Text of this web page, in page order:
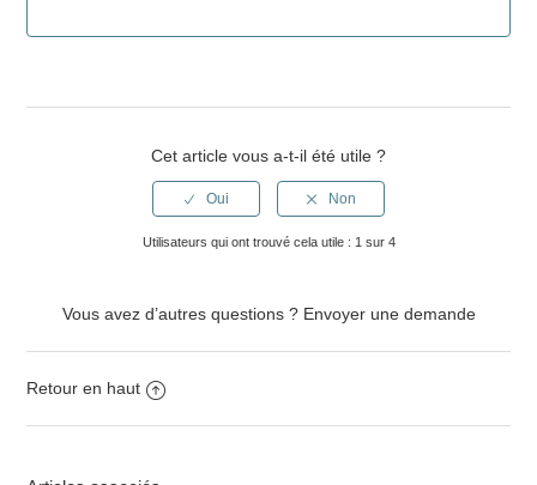
Cet article vous a-t-il été utile ?
Utilisateurs qui ont trouvé cela utile : 1 sur 4
Vous avez d’autres questions ? Envoyer une demande
Retour en haut